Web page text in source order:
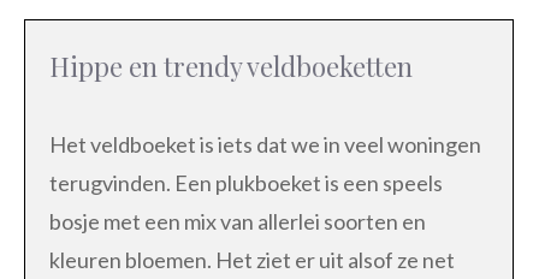
Hippe en trendy veldboeketten
Het veldboeket is iets dat we in veel woningen
terugvinden. Een plukboeket is een speels
bosje met een mix van allerlei soorten en
kleuren bloemen. Het ziet er uit alsof ze net